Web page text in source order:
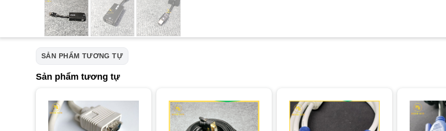
SẢN PHẨM TƯƠNG TỰ
Sản phẩm tương tự